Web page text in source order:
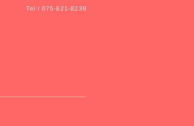
Tel / 075-621-8238